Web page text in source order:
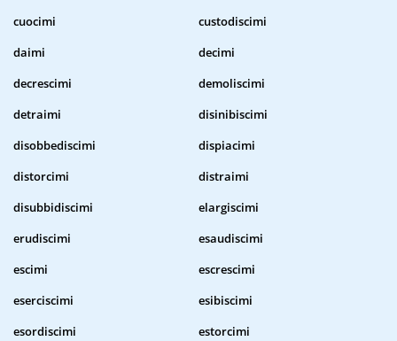
cuocimi
custodiscimi
daimi
decimi
decrescimi
demoliscimi
detraimi
disinibiscimi
disobbediscimi
dispiacimi
distorcimi
distraimi
disubbidiscimi
elargiscimi
erudiscimi
esaudiscimi
escimi
escrescimi
eserciscimi
esibiscimi
esordiscimi
estorcimi